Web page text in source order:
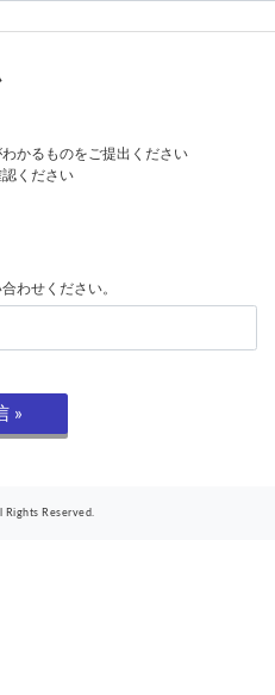
かるものをご提出ください
ください
わせください。
Reserved.